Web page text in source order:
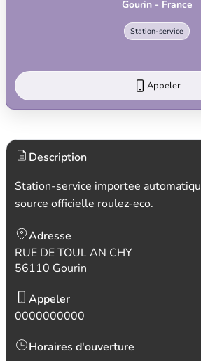
Gourin - France
Station-service
Appeler
Description
Station-service importee
source officielle roulez-eco.
Adresse
RUE DE TOUL AN CHY
56110 Gourin
Appeler
0000000000
Horaires d'ouverture